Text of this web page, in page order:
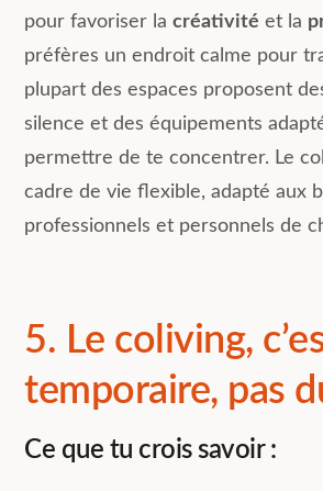
pour favoriser lacréativité et la
préfères un endroit calme pour
plupart des espaces proposent
silence et des équipements
permettre de te concentrer. Le
cadre de vie flexible, adapté aux
professionnels et personnels de
5. Le coliving,
temporaire, pas
Ce que tu crois savoir :